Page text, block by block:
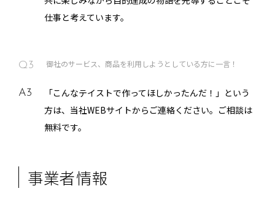
仕事と考えています。
Q3 御社のサービス、商品を利用しようとしている方に一言！
A3
「こんなテイストで作ってほしかったんだ！」という
方は、当社WEBサイトからご連絡ください。ご相談は
無料です。
事業者情報